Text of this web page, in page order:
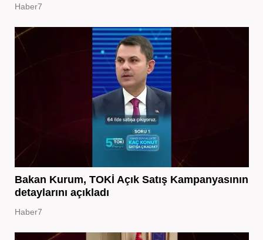
Haber7
Bakan Kurum, TOKİ Açık Satış Kampanyasının
detaylarını açıkladı
Haber7